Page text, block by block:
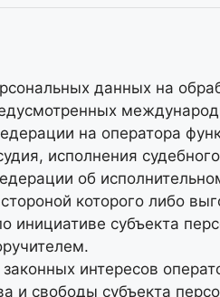
данных на
на оператора
исполнения
об
которого либо
субъекта
интересов
и свободы субъекта